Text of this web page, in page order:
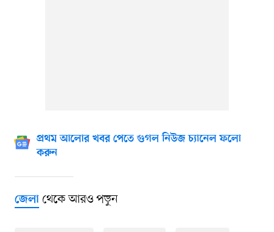
প্রথম আলোর খবর পেতে গুগল নিউজ চ্যানেল ফলো
করুন
জেলাথেকে আরও পড়ুন